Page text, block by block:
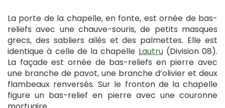
La porte de la chapelle, en fonte, est ornée de bas-
reliefs avec une chauve-souris, de petits masques
grecs, des sabliers ailés et des palmettes. Elle est
identique à celle de la chapelle Lautru(Division 08).
La façade est ornée de bas-reliefs en pierre avec
une branche de pavot, une branche d’olivier et deux
flambeaux renversés. Sur le fronton de la chapelle
figure un bas-relief en pierre avec une couronne